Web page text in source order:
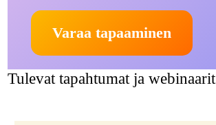
Varaa tapaaminen
Tulevat tapahtumat ja webinaarit